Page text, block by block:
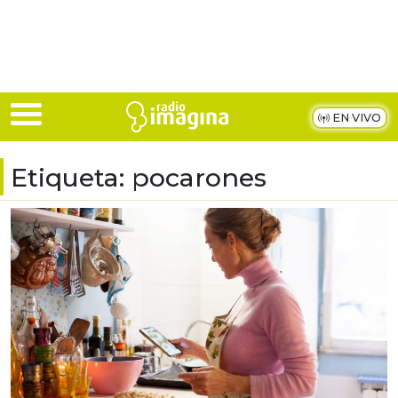
EN VIVO
Etiqueta: pocarones